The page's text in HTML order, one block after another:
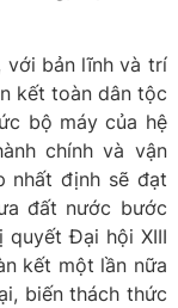
với bản lĩnh và trí
kết toàn dân tộc
bộ máy của hệ
chính và vận
nhất định sẽ đạt
đất nước bước
quyết Đại hội XIII
kết một lần nữa
biến thách thức